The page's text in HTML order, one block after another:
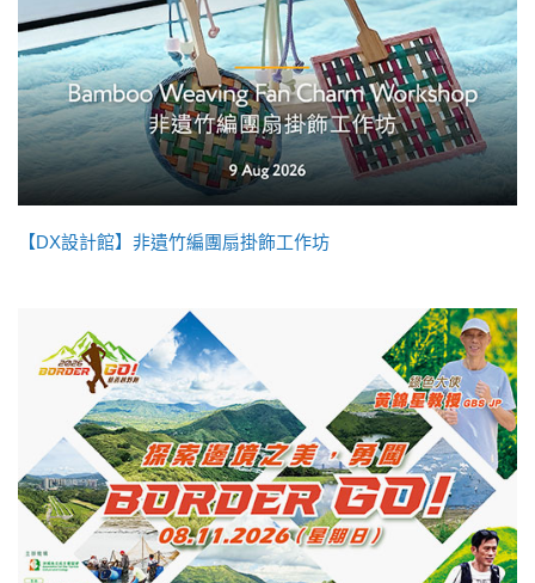
【DX設計館】非遺竹編團扇掛飾工作坊